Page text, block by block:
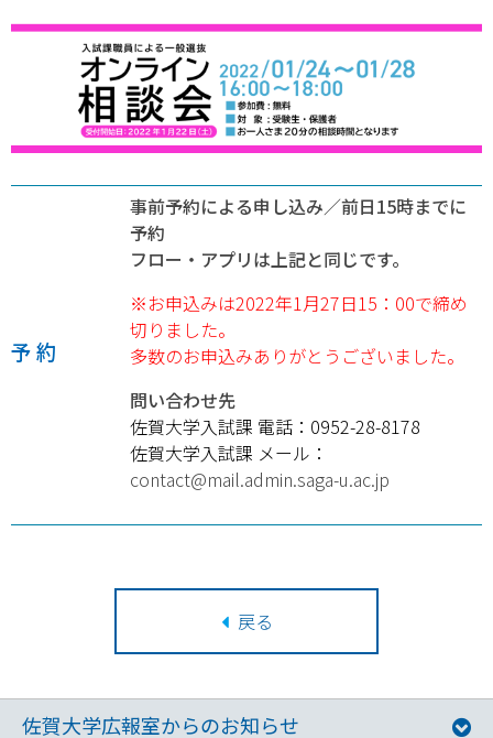
予 約
事前予約による申し込み／前日15時までに
予約
フロー・アプリは上記と同じです。
※お申込みは2022年1月27日15：00で締め
切りました。
多数のお申込みありがとうございました。
問い合わせ先
佐賀大学入試課 電話：0952-28-8178
佐賀大学入試課 メール：
contact@mail.admin.saga-u.ac.jp
戻る
佐賀大学広報室からのお知らせ